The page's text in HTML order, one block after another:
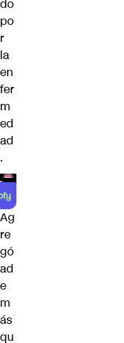
do
po
r
la
en
fer
m
ed
ad
.
Ag
re
gó
ad
e
m
ás
qu